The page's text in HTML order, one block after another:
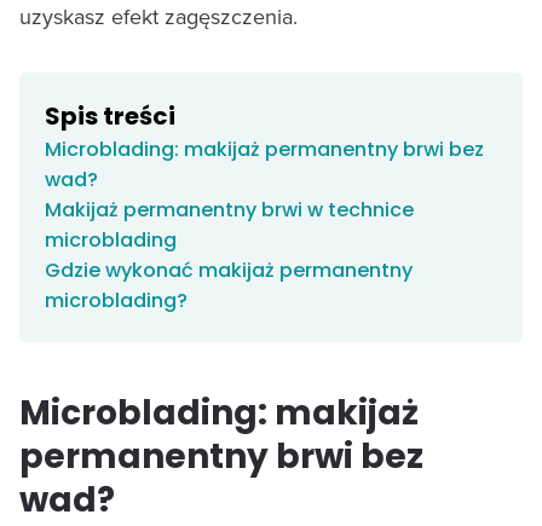
uzyskasz efekt zagęszczenia.
Spis treści
Microblading: makijaż permanentny brwi bez
wad?
Makijaż permanentny brwi w technice
microblading
Gdzie wykonać makijaż permanentny
microblading?
Microblading: makijaż
permanentny brwi bez
wad?